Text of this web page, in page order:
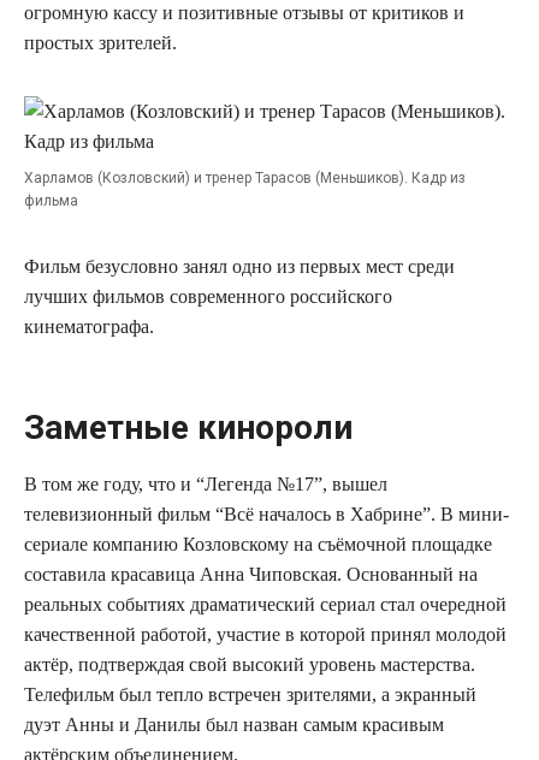
огромную кассу и позитивные отзывы от критиков и
простых зрителей.
Харламов (Козловский) и тренер Тарасов (Меньшиков). Кадр из
фильма
Фильм безусловно занял одно из первых мест среди
лучших фильмов современного российского
кинематографа.
Заметные кинороли
В том же году, что и “Легенда №17”, вышел
телевизионный фильм “Всё началось в Хабрине”. В мини-
сериале компанию Козловскому на съёмочной площадке
составила красавица Анна Чиповская. Основанный на
реальных событиях драматический сериал стал очередной
качественной работой, участие в которой принял молодой
актёр, подтверждая свой высокий уровень мастерства.
Телефильм был тепло встречен зрителями, а экранный
дуэт Анны и Данилы был назван самым красивым
актёрским объединением.